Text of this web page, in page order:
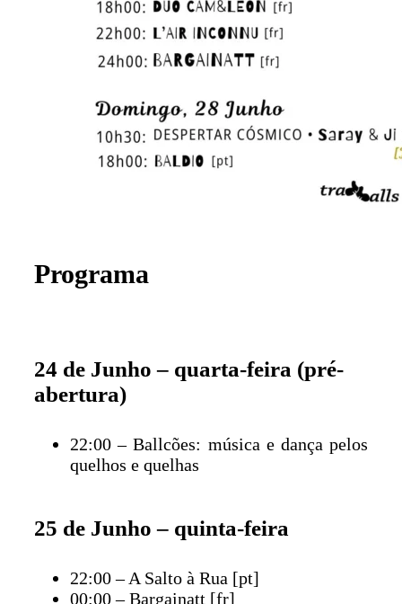
Programa
24 de Junho – quarta-feira (pré-
abertura)
22:00 – Ballcões: música e dança pelos
quelhos e quelhas
25 de Junho – quinta-feira
22:00 – A Salto à Rua [pt]
00:00 – Bargainatt [fr]